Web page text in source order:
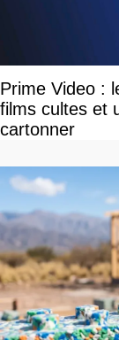
Prime Video :
films cultes et
cartonner